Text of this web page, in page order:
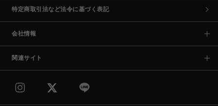
特定商取引法など法令に基づく表記
会社情報
関連サイト